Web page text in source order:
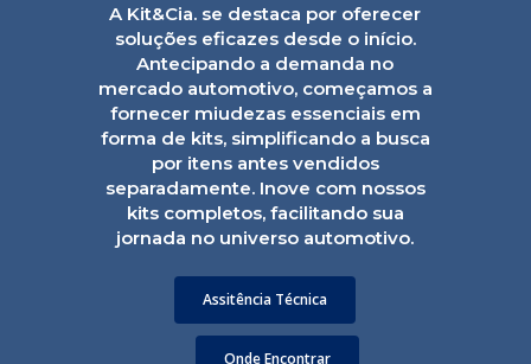
A Kit&Cia. se destaca por oferecer
soluções eficazes desde o início.
Antecipando a demanda no
mercado automotivo, começamos a
fornecer miudezas essenciais em
forma de kits, simplificando a busca
por itens antes vendidos
separadamente. Inove com nossos
kits completos, facilitando sua
jornada no universo automotivo.
Assitência Técnica
Onde Encontrar